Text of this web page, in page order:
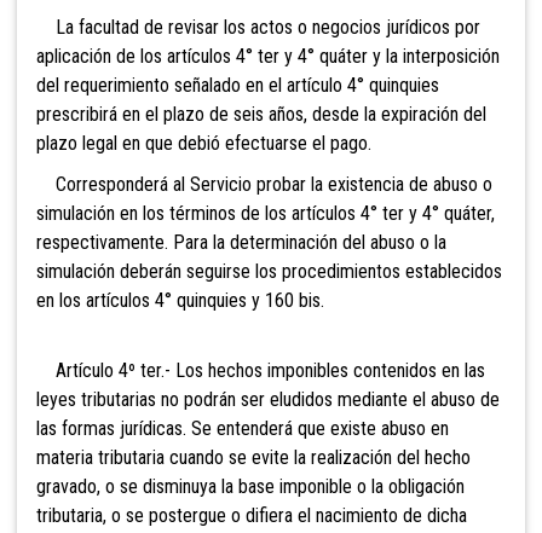
La facultad de revisar los actos o negocios jurídicos por
aplicación de los artículos 4° ter y 4° quáter y la interposición
del requerimiento señalado en el artículo 4° quinquies
prescribirá en el plazo de seis años, desde la expiración del
plazo legal en que debió efectuarse el pago.
Corresponderá al Servicio probar la existencia de abuso o
simulación en los términos de los artículos 4° ter y 4° quáter,
respectivamente. Para la determinación del abuso o la
simulación deberán seguirse los procedimientos establecidos
en los artículos 4° quinquies y 160 bis.
Artículo 4º ter.- Los hechos imponibles contenidos en las
leyes tributarias no podrán ser eludidos mediante el abuso de
las formas jurídicas. Se entenderá que existe abuso en
materia tributaria cuando se evite la realización del hecho
gravado, o se disminuya la base imponible o la obligación
tributaria, o se postergue o difiera el nacimiento de dicha